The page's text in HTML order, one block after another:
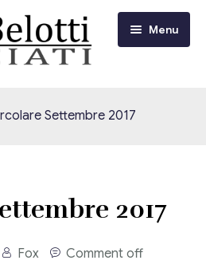
Menu
e Fiscali
Settembre 2017
2017
Fox Comment off